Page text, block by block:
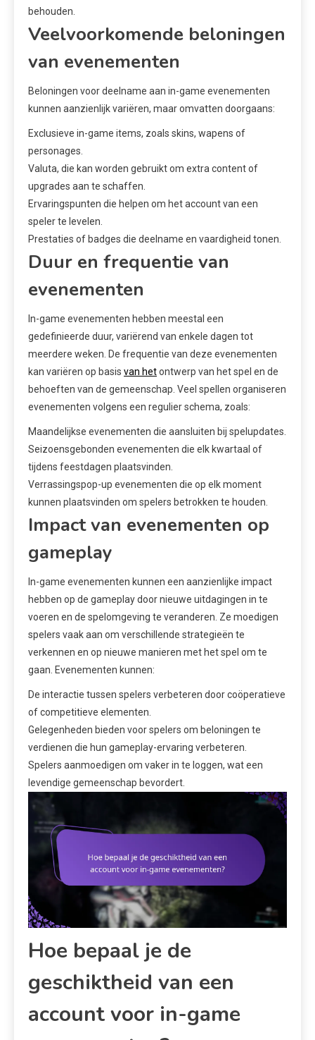
behouden.
Veelvoorkomende beloningen
van evenementen
Beloningen voor deelname aan in-game evenementen
kunnen aanzienlijk variëren, maar omvatten doorgaans:
Exclusieve in-game items, zoals skins, wapens of
personages.
Valuta, die kan worden gebruikt om extra content of
upgrades aan te schaffen.
Ervaringspunten die helpen om het account van een
speler te levelen.
Prestaties of badges die deelname en vaardigheid tonen.
Duur en frequentie van
evenementen
In-game evenementen hebben meestal een
gedefinieerde duur, variërend van enkele dagen tot
meerdere weken. De frequentie van deze evenementen
kan variëren op basis van hetontwerp van het spel en de
behoeften van de gemeenschap. Veel spellen organiseren
evenementen volgens een regulier schema, zoals:
Maandelijkse evenementen die aansluiten bij spelupdates.
Seizoensgebonden evenementen die elk kwartaal of
tijdens feestdagen plaatsvinden.
Verrassingspop-up evenementen die op elk moment
kunnen plaatsvinden om spelers betrokken te houden.
Impact van evenementen op
gameplay
In-game evenementen kunnen een aanzienlijke impact
hebben op de gameplay door nieuwe uitdagingen in te
voeren en de spelomgeving te veranderen. Ze moedigen
spelers vaak aan om verschillende strategieën te
verkennen en op nieuwe manieren met het spel om te
gaan. Evenementen kunnen:
De interactie tussen spelers verbeteren door coöperatieve
of competitieve elementen.
Gelegenheden bieden voor spelers om beloningen te
verdienen die hun gameplay-ervaring verbeteren.
Spelers aanmoedigen om vaker in te loggen, wat een
levendige gemeenschap bevordert.
Hoe bepaal je de
geschiktheid van een
account voor in-game